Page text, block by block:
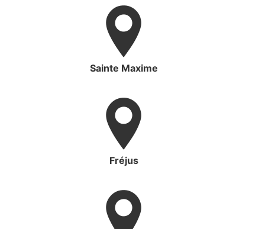
Sainte Maxime
Fréjus